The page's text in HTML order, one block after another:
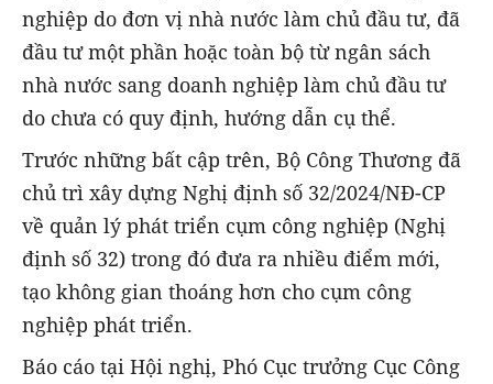
nghiệp do đơn vị nhà nước làm chủ đầu tư, đã
đầu tư một phần hoặc toàn bộ từ ngân sách
nhà nước sang doanh nghiệp làm chủ đầu tư
do chưa có quy định, hướng dẫn cụ thể.
Trước những bất cập trên, Bộ Công Thương đã
chủ trì xây dựng Nghị định số 32/2024/NĐ-CP
về quản lý phát triển cụm công nghiệp (Nghị
định số 32) trong đó đưa ra nhiều điểm mới,
tạo không gian thoáng hơn cho cụm công
nghiệp phát triển.
Báo cáo tại Hội nghị, Phó Cục trưởng Cục Công